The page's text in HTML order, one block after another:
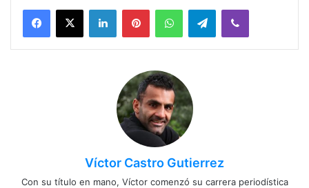
Facebook
X LinkedInPinterestWhatsAppTelegramViber
Víctor Castro Gutierrez
Con su título en mano, Víctor comenzó su carrera periodística